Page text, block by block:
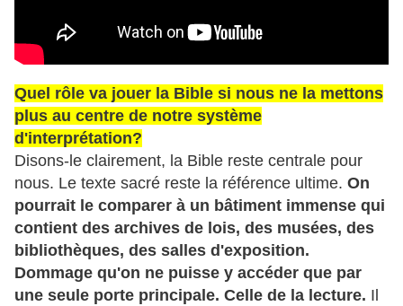
Quel rôle va jouer la Bible si nous ne la mettons
plus au centre de notre système
d'interprétation?
Disons-le clairement, la Bible reste centrale pour
nous. Le texte sacré reste la référence ultime. On
pourrait le comparer à un bâtiment immense qui
contient des archives de lois, des musées, des
bibliothèques, des salles d'exposition.
Dommage qu'on ne puisse y accéder que par
une seule porte principale. Celle de la lecture. Il